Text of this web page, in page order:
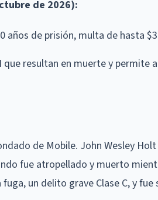
de 2026):
años de prisión, multa de hasta
resultan en muerte y permite
de Mobile. John Wesley
fue atropellado y muerto
un delito grave Clase C, y